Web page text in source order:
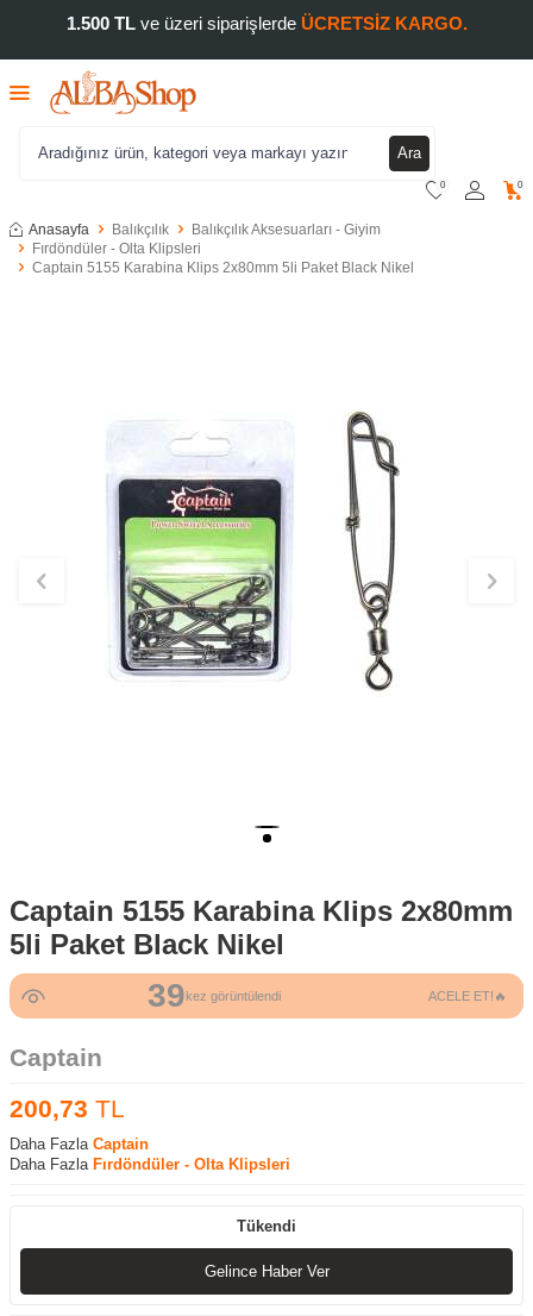
1.500 TLve üzeri siparişlerde ÜCRETSİZ KARGO.
Ara
0 0
Anasayfa Balıkçılık
Balıkçılık Aksesuarları - Giyim
Fırdöndüler - Olta Klipsleri
Captain 5155 Karabina Klips 2x80mm 5li Paket Black Nikel
Captain 5155 Karabina Klips 2x80mm
5li Paket Black Nikel
39kez görüntülendi ACELE ET!🔥
Captain
200,73 TL
Daha Fazla Captain
Daha Fazla Fırdöndüler - Olta Klipsleri
Tükendi
Gelince Haber Ver